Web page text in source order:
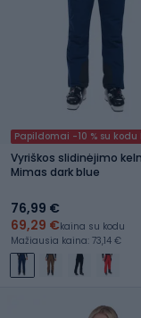
Papildomai -10 % su kodu
Vyriškos slidinėjimo
Mimas dark blue
76,99 €
69,29 €kaina su kodu
Mažiausia kaina: 73,14 €